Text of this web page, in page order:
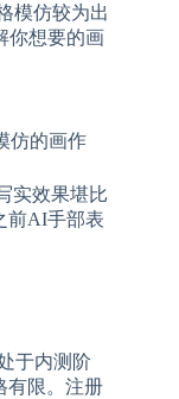
模仿较为出
你想要的画
仿的画作
实效果堪比
前AI手部表
于内测阶
有限。注册